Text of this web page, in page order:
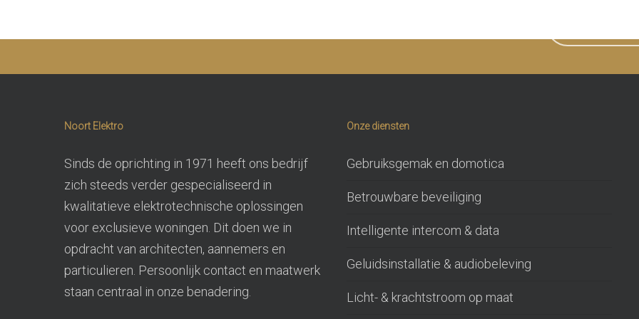
Noort Elektro
Sinds de oprichting in 1971 heeft ons bedrijf
zich steeds verder gespecialiseerd in
kwalitatieve elektrotechnische oplossingen
voor exclusieve woningen. Dit doen we in
opdracht van architecten, aannemers en
particulieren. Persoonlijk contact en maatwerk
staan centraal in onze benadering.
Onze diensten
Gebruiksgemak en domotica
Betrouwbare beveiliging
Intelligente intercom & data
Geluidsinstallatie & audiobeleving
Licht- & krachtstroom op maat